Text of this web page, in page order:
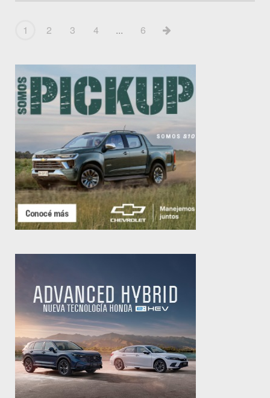
1 2 3 4 ... 6